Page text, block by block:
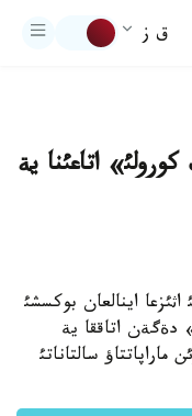
ق ز
اتاعئنا ية
اثئزعا اينالعان بوكسشئ
دةگةن اتاققا ية
سالتاناتئ